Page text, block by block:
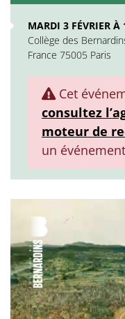
MARDI 3 FÉVRIER À
Collège des
France 75005 Paris
Cet
consultez
moteur de
un